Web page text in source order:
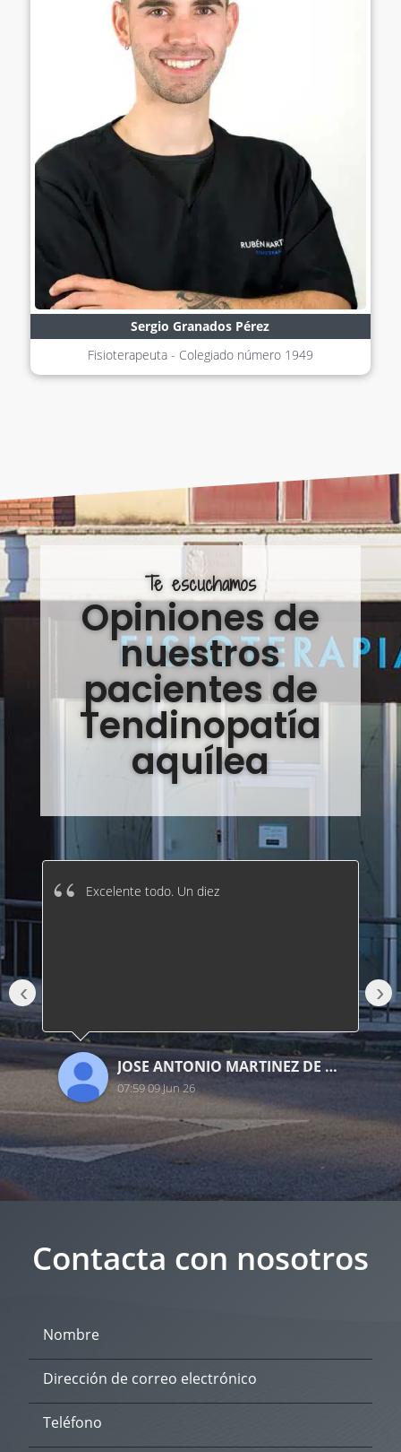
Sergio Granados Pérez
Fisioterapeuta - Colegiado número 1949
Te escuchamos
Opiniones de
nuestros
pacientes de
Tendinopatía
aquílea
Excelente todo. Un diez
JOSE ANTONIO MARTINEZ DE DIEGO
07:59 09 Jun 26
‹ ›
Contacta con nosotros